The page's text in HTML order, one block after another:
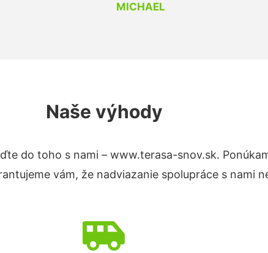
MICHAEL
Naše výhody
do toho s nami – www.terasa-snov.sk.
vám, že nadviazanie spolupráce s nami